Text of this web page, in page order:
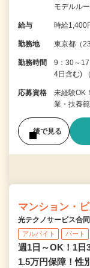
モデルル
給与 時給1,400
勤務地 東京都（
勤務時間
9：30～
4日含む)
応募資格
未経験OK
業・扶養
後で見る
マンション・
光テクノサービス合
アルバイト パート
週1日～OK！1日
1.5万円保障！性